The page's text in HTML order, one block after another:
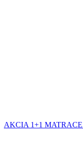
AKCIA 1+1